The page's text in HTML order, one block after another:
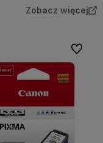
Zobacz więcej
Do